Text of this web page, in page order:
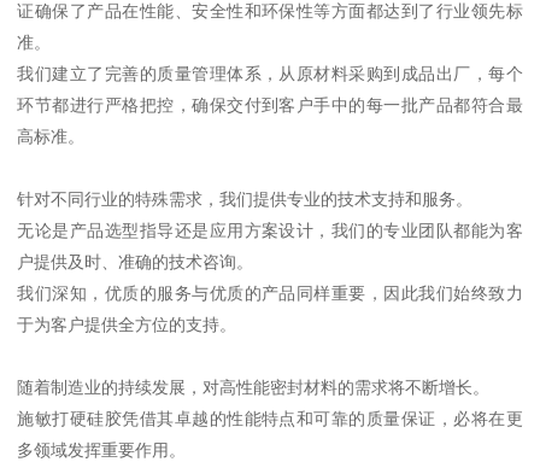
证确保了产品在性能、安全性和环保性等方面都达到了行业领先标
准。
我们建立了完善的质量管理体系，从原材料采购到成品出厂，每个
环节都进行严格把控，确保交付到客户手中的每一批产品都符合最
高标准。
针对不同行业的特殊需求，我们提供专业的技术支持和服务。
无论是产品选型指导还是应用方案设计，我们的专业团队都能为客
户提供及时、准确的技术咨询。
我们深知，优质的服务与优质的产品同样重要，因此我们始终致力
于为客户提供全方位的支持。
随着制造业的持续发展，对高性能密封材料的需求将不断增长。
施敏打硬硅胶凭借其卓越的性能特点和可靠的质量保证，必将在更
多领域发挥重要作用。